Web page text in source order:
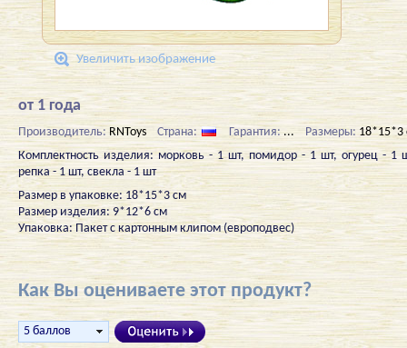
Увеличить изображение
от 1 года
Производитель: RNToys Страна: Гарантия: ... Размеры: 18*15*3
Комплектность изделия: морковь - 1 шт, помидор - 1 шт, огурец - 1
репка - 1 шт, свекла - 1 шт
Размер в упаковке: 18*15*3 см
Размер изделия: 9*12*6 см
Упаковка: Пакет с картонным клипом (европодвес)
Как Вы оцениваете этот продукт?